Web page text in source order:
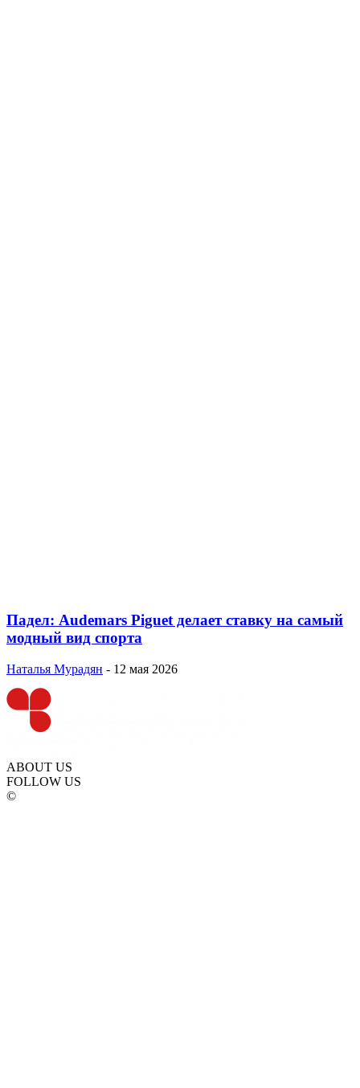
Падел: Audemars Piguet делает ставку на самый
модный вид спорта
Наталья Мурадян - 12 мая 2026
ABOUT US
FOLLOW US
©